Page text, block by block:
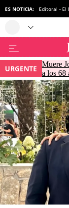
ES NOTICIA: Editoral - El
URGENTE
Muere
a los 68